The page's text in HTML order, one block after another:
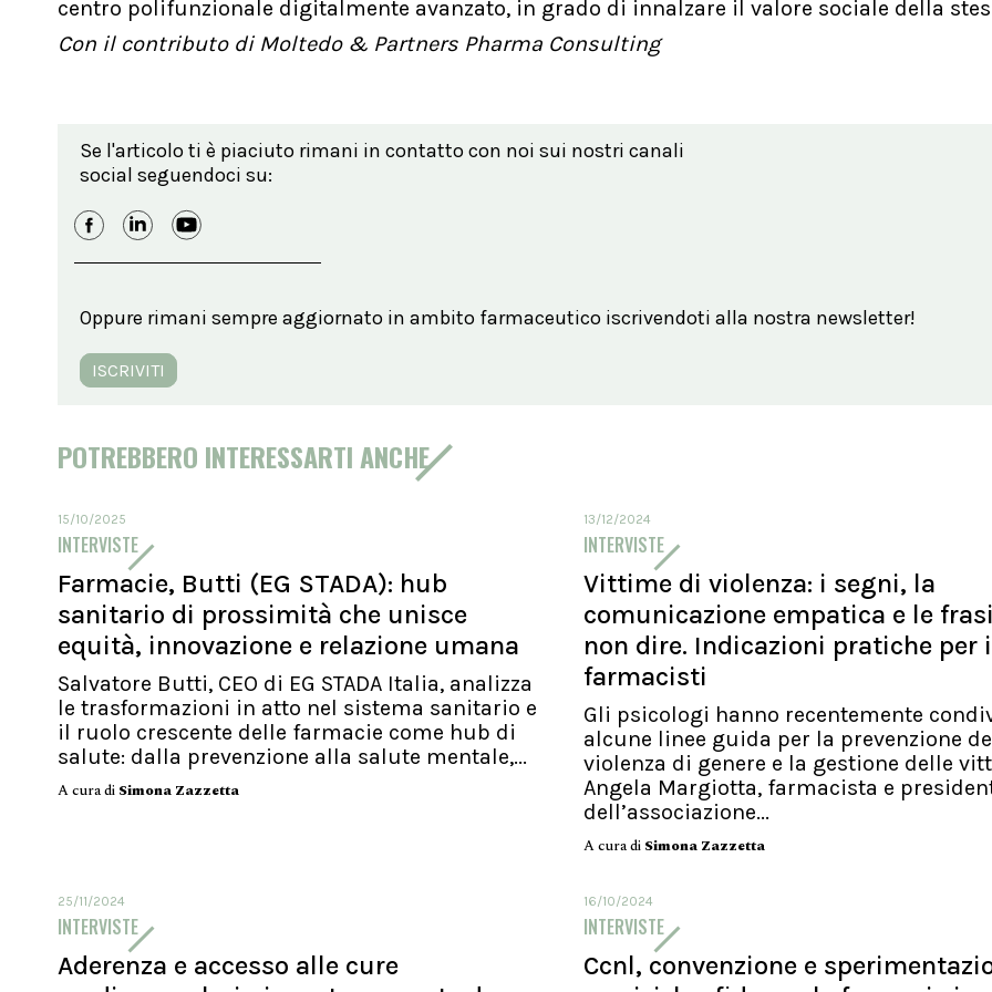
centro polifunzionale digitalmente avanzato, in grado di innalzare il valore sociale della
Con il contributo di Moltedo & Partners Pharma Consulting
Se l'articolo ti è piaciuto rimani in contatto con noi sui nostri canali
social seguendoci su:
Oppure rimani sempre aggiornato in ambito farmaceutico iscrivendoti alla nostra newsletter!
ISCRIVITI
POTREBBERO INTERESSARTI ANCHE
15/10/2025
INTERVISTE
Farmacie, Butti (EG STADA): hub
sanitario di prossimità che unisce
equità, innovazione e relazione umana
Salvatore Butti, CEO di EG STADA Italia, analizza
le trasformazioni in atto nel sistema sanitario e
il ruolo crescente delle farmacie come hub di
salute: dalla prevenzione alla salute mentale,...
A cura di Simona Zazzetta
13/12/2024
INTERVISTE
Vittime di violenza: i segni, la
comunicazione empatica e le
non dire. Indicazioni pratiche per i
farmacisti
Gli psicologi hanno recentemente
alcune linee guida per la prevenzione
violenza di genere e la gestione delle
Angela Margiotta, farmacista e
dell’associazione...
A cura di Simona Zazzetta
25/11/2024
INTERVISTE
Aderenza e accesso alle cure
16/10/2024
INTERVISTE
Ccnl, convenzione e